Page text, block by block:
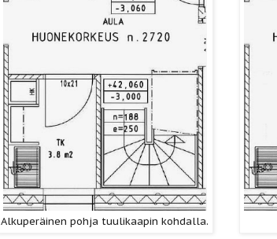
Alkuperäinen pohja tuulikaapin kohdalla.